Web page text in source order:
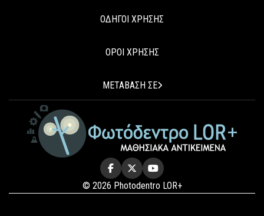
ΟΔΗΓΟΙ ΧΡΗΣΗΣ
ΟΡΟΙ ΧΡΗΣΗΣ
ΜΕΤΑΒΑΣΗ ΣΕ
© 2026 Photodentro LOR+